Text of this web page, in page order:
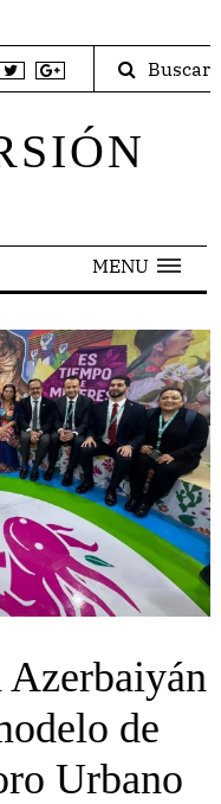
Buscar
MENU
Azerbaiyán
de
Urbano